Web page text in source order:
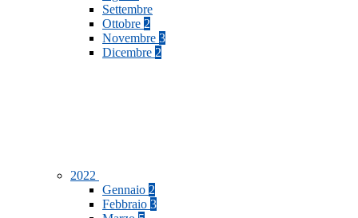
Settembre
Ottobre 2
Novembre 3
Dicembre 2
2022
Gennaio 2
Febbraio 3